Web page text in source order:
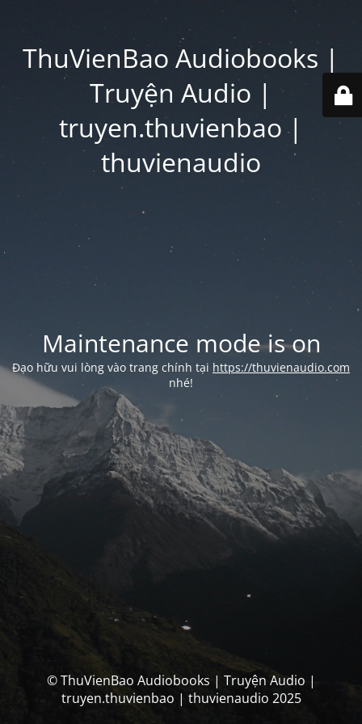
ThuVienBao Audiobooks |
Truyện Audio |
truyen.thuvienbao |
thuvienaudio
Maintenance mode is on
Đạo hữu vui lòng vào trang chính tại https://thuvienaudio.com
nhé!
© ThuVienBao Audiobooks | Truyện Audio |
truyen.thuvienbao | thuvienaudio 2025